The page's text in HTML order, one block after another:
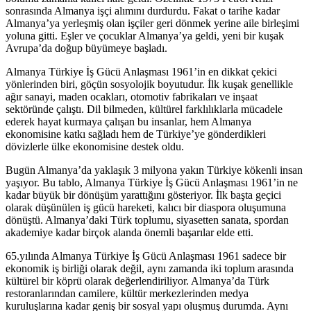
sonrasında Almanya işçi alımını durdurdu. Fakat o tarihe kadar
Almanya’ya yerleşmiş olan işçiler geri dönmek yerine aile birleşimi
yoluna gitti. Eşler ve çocuklar Almanya’ya geldi, yeni bir kuşak
Avrupa’da doğup büyümeye başladı.
Almanya Türkiye İş Gücü Anlaşması 1961’in en dikkat çekici
yönlerinden biri, göçün sosyolojik boyutudur. İlk kuşak genellikle
ağır sanayi, maden ocakları, otomotiv fabrikaları ve inşaat
sektöründe çalıştı. Dil bilmeden, kültürel farklılıklarla mücadele
ederek hayat kurmaya çalışan bu insanlar, hem Almanya
ekonomisine katkı sağladı hem de Türkiye’ye gönderdikleri
dövizlerle ülke ekonomisine destek oldu.
Bugün Almanya’da yaklaşık 3 milyona yakın Türkiye kökenli insan
yaşıyor. Bu tablo, Almanya Türkiye İş Gücü Anlaşması 1961’in ne
kadar büyük bir dönüşüm yarattığını gösteriyor. İlk başta geçici
olarak düşünülen iş gücü hareketi, kalıcı bir diaspora oluşumuna
dönüştü. Almanya’daki Türk toplumu, siyasetten sanata, spordan
akademiye kadar birçok alanda önemli başarılar elde etti.
65.yılında Almanya Türkiye İş Gücü Anlaşması 1961 sadece bir
ekonomik iş birliği olarak değil, aynı zamanda iki toplum arasında
kültürel bir köprü olarak değerlendiriliyor. Almanya’da Türk
restoranlarından camilere, kültür merkezlerinden medya
kuruluşlarına kadar geniş bir sosyal yapı oluşmuş durumda. Aynı